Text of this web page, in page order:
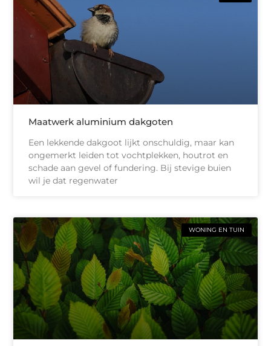
Maatwerk aluminium dakgoten
Een lekkende dakgoot lijkt onschuldig, maar kan
ongemerkt leiden tot vochtplekken, houtrot en
schade aan gevel of fundering. Bij stevige buien
wil je dat regenwater
WONING EN TUIN